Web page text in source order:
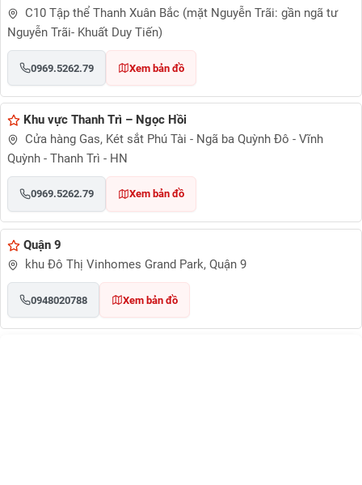
C10 Tập thể Thanh Xuân Bắc (mặt Nguyễn Trãi: gần ngã tư
Nguyễn Trãi- Khuất Duy Tiến)
0969.5262.79 Xem bản đồ
Khu vực Thanh Trì – Ngọc Hồi
Cửa hàng Gas, Két sắt Phú Tài - Ngã ba Quỳnh Đô - Vĩnh
Quỳnh - Thanh Trì - HN
0969.5262.79 Xem bản đồ
Quận 9
khu Đô Thị Vinhomes Grand Park, Quận 9
0948020788 Xem bản đồ